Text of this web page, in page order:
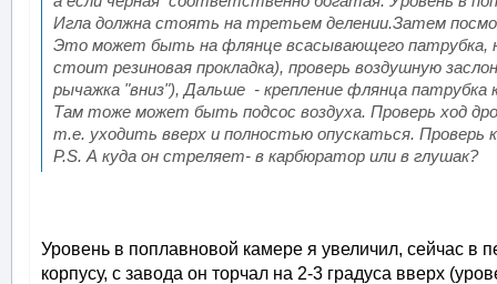
Игла должна стоять на третьем делении.Затем
Это может быть на флянце всасывающего патрубка,
стоит резиновая прокладка), проверь воздушную
рычажка "вниз"), Дальше - крепление флянца патрубка
Там тоже может быть подсос воздуха. Проверь ход
т.е. уходить вверх и полностью опускаться. Проверь
P.S. А куда он стреляет- в карбюратор или в глушак?
Уровень в поплавновой камере я увеличил, сейчас в
корпусу, с завода он торчал на 2-3 градуса вверх